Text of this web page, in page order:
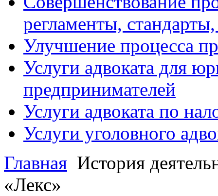
регламенты,
Улучшение процесса
Услуги адвоката для
предпринимателей
Услуги адвоката по
Услуги уголовного
Главная История
«Лекс»